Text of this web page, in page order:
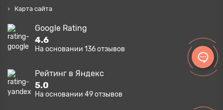
Карта сайта
Google Rating
4.6
На основании 136отзывов
Рейтинг в Яндекс
5.0
На основании 49отзывов